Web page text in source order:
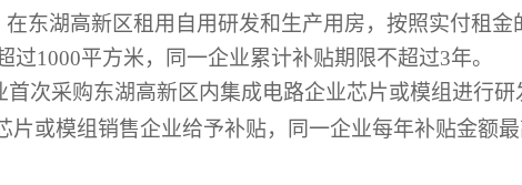
东湖高新区租用自用研发和生产用房，按照实付租金
过1000平方米，同一企业累计补贴期限不超过3年。
首次采购东湖高新区内集成电路企业芯片或模组进行
片或模组销售企业给予补贴，同一企业每年补贴金额